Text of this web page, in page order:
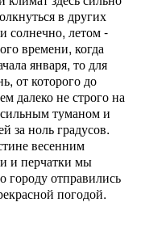
в других
солнечно, летом -
времени, когда
января, то для
от которого до
далеко не строго на
туманом и
за ноль градусов.
весенним
и перчатки мы
городу отправились
погодой.